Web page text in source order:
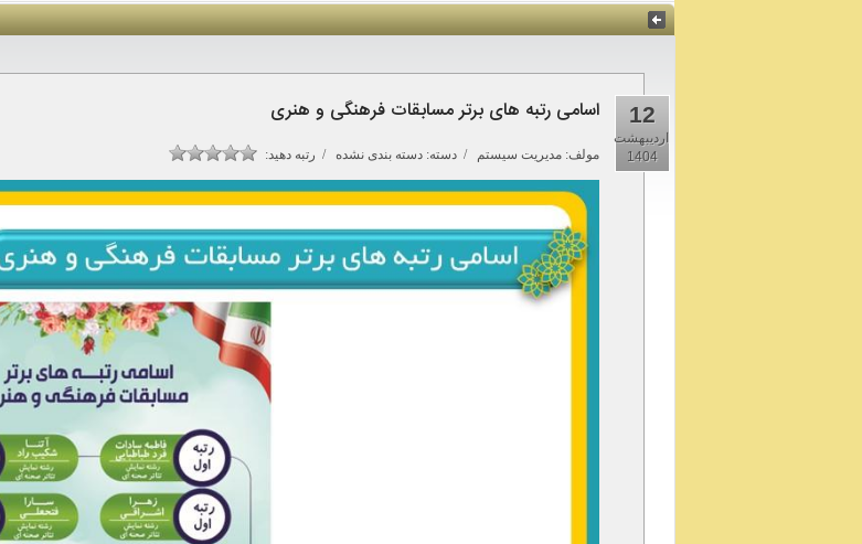
12
اردیبهشت
1404
اسامی رتبه های برتر مسابقات فرهنگی و هنری
مولف: مدیریت سیستم / دسته: دسته بندی نشده / رتبه دهید: